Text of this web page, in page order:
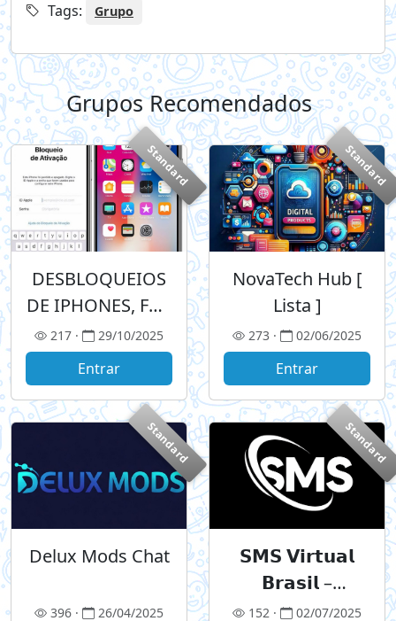
Tags: Grupo
Grupos Recomendados+
Standard
DESBLOQUEIOS
DE IPHONES, FRP,
PAYJOY, MDM, É
ALUGUEIS DE
BOX
217 · 29/10/2025
Entrar
Standard
NovaTech Hub [
Lista ]
273 · 02/06/2025
Entrar
Standard
Delux Mods Chat
396 · 26/04/2025
Standard
𝗦𝗠𝗦 𝗩𝗶𝗿𝘁𝘂𝗮𝗹
𝗕𝗿𝗮𝘀𝗶𝗹 –
𝗥𝗲𝗰𝗲𝗯𝗮 𝗖ó𝗱𝗶𝗴𝗼
152 · 02/07/2025